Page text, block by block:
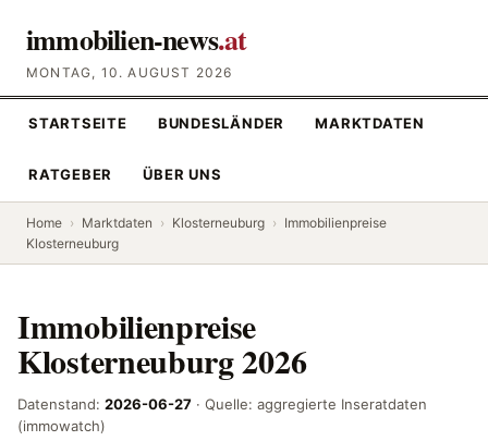
immobilien-news.at
MONTAG, 10. AUGUST 2026
STARTSEITE BUNDESLÄNDER MARKTDATEN
RATGEBER ÜBER UNS
Home › Marktdaten › Klosterneuburg › Immobilienpreise
Klosterneuburg
Immobilienpreise
Klosterneuburg 2026
Datenstand: 2026-06-27 · Quelle: aggregierte Inseratdaten
(immowatch)